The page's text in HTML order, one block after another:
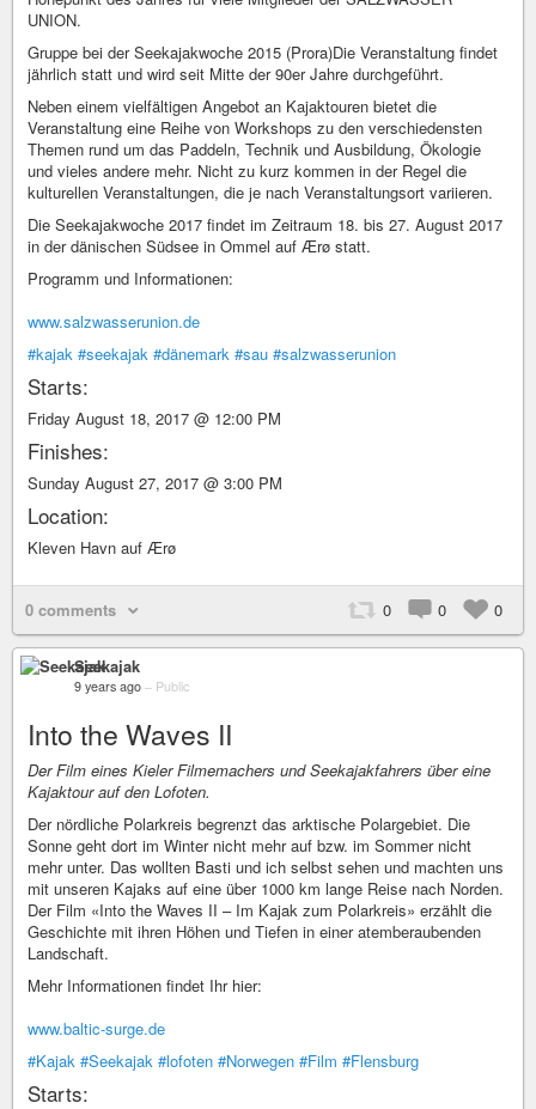
UNION.
Gruppe bei der Seekajakwoche 2015 (Prora)Die Veranstaltung findet
jährlich statt und wird seit Mitte der 90er Jahre durchgeführt.
Neben einem vielfältigen Angebot an Kajaktouren bietet die
Veranstaltung eine Reihe von Workshops zu den verschiedensten
Themen rund um das Paddeln, Technik und Ausbildung, Ökologie
und vieles andere mehr. Nicht zu kurz kommen in der Regel die
kulturellen Veranstaltungen, die je nach Veranstaltungsort variieren.
Die Seekajakwoche 2017 findet im Zeitraum 18. bis 27. August 2017
in der dänischen Südsee in Ommel auf Ærø statt.
Programm und Informationen:
www.salzwasserunion.de
#kajak #seekajak #dänemark #sau #salzwasserunion
Starts:
Friday August 18, 2017 @ 12:00 PM
Finishes:
Sunday August 27, 2017 @ 3:00 PM
Location:
Kleven Havn auf Ærø
0 comments 0 0 0
Seekajak
9 years ago – Public
Into the Waves II
Der Film eines Kieler Filmemachers und Seekajakfahrers über eine
Kajaktour auf den Lofoten.
Der nördliche Polarkreis begrenzt das arktische Polargebiet. Die
Sonne geht dort im Winter nicht mehr auf bzw. im Sommer nicht
mehr unter. Das wollten Basti und ich selbst sehen und machten uns
mit unseren Kajaks auf eine über 1000 km lange Reise nach Norden.
Der Film «Into the Waves II – Im Kajak zum Polarkreis» erzählt die
Geschichte mit ihren Höhen und Tiefen in einer atemberaubenden
Landschaft.
Mehr Informationen findet Ihr hier:
www.baltic-surge.de
#Kajak #Seekajak #lofoten #Norwegen #Film #Flensburg
Starts: